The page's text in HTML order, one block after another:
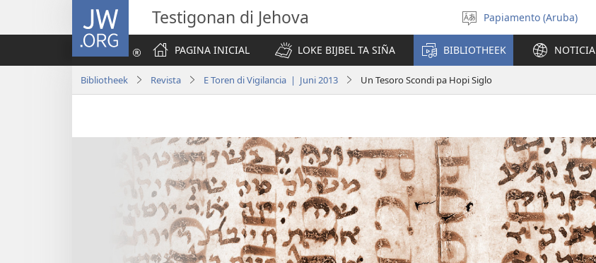
JW.ORG Testigonan di Jehova
Scoge
idioma
Papiamento (Aruba)
PAGINA INICIAL
LOKE BIJBEL TA SIÑA BIBLIOTHEEK NOTICIA
Bibliotheek Revista E Toren di Vigilancia | Juni 2013 Un Tesoro Scondi pa Hopi Siglo